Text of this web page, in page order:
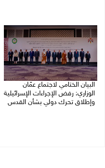
البيان الختامي لاجتماع عمّان
الوزاري: رفض الإجراءات الإسرائيلية
وإطلاق تحرك دولي بشأن القدس